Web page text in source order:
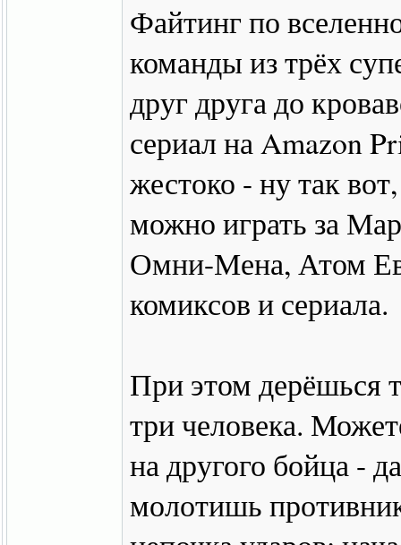
Файтинг по
команды из трёх
друг друга до
сериал на Amazon
жестоко - ну так
можно играть за
Омни-Мена, Атом
комиксов и сериала.
При этом дерёшься
три человека.
на другого бойца -
молотишь